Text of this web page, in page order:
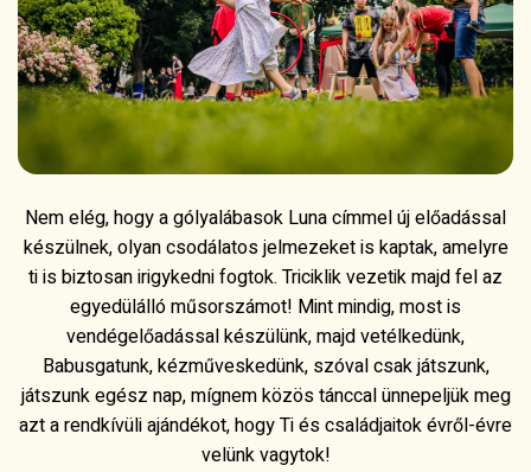
Nem elég, hogy a gólyalábasok Luna címmel új előadással
készülnek, olyan csodálatos jelmezeket is kaptak, amelyre
ti is biztosan irigykedni fogtok. Triciklik vezetik majd fel az
egyedülálló műsorszámot! Mint mindig, most is
vendégelőadással készülünk, majd vetélkedünk,
Babusgatunk, kézműveskedünk, szóval csak játszunk,
játszunk egész nap, mígnem közös tánccal ünnepeljük meg
azt a rendkívüli ajándékot, hogy Ti és családjaitok évről-évre
velünk vagytok!